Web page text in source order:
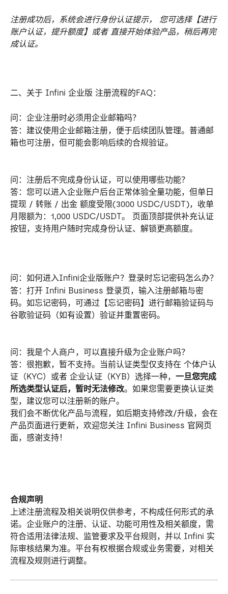
注册成功后，系统会进行身份认证提示， 您可选择【进行
账户认证，提升额度】或者 直接开始体验产品，稍后再完
成认证。
二、关于 Infini 企业版 注册流程的FAQ：
问：企业注册时必须用企业邮箱吗？
答：建议使用企业邮箱注册，便于后续团队管理。普通邮
箱也可注册，但可能会影响后续的合规验证。
问：注册后不完成身份认证，可以使用哪些功能？
答：您可以进入企业账户后台正常体验全量功能，但单日
提现 / 转账 / 出金 额度受限(3000 USDC/USDT)，收单
月限额为：1,000 USDC/USDT。 页面顶部提供补充认证
按钮，支持用户随时完成身份认证、解锁更高额度。
问：如何进入Infini企业版账户？登录时忘记密码怎么办？
答：打开 Infini Business 登录页，输入注册邮箱与密
码。如忘记密码，可通过【忘记密码】进行邮箱验证码与
谷歌验证码（如有设置）验证并重置密码。
问：我是个人商户，可以直接升级为企业账户吗？
答：很抱歉，暂不支持。当前认证类型仅支持在 个体户认
证（KYC）或者 企业认证（KYB）选择一种， 一旦您完成
所选类型认证后，暂时无法修改。如果您需要更换认证类
型，建议您可以注册新的账户。
我们会不断优化产品与流程，如后期支持修改/升级，会在
产品页面进行更新，欢迎您关注 Infini Business 官网页
面，感谢支持！
合规声明
上述注册流程及相关说明仅供参考，不构成任何形式的承
诺。企业账户的注册、认证、功能可用性及相关额度，需
符合适用法律法规、监管要求及平台规则，并以 Infini 实
际审核结果为准。平台有权根据合规或业务需要，对相关
流程及规则进行调整。